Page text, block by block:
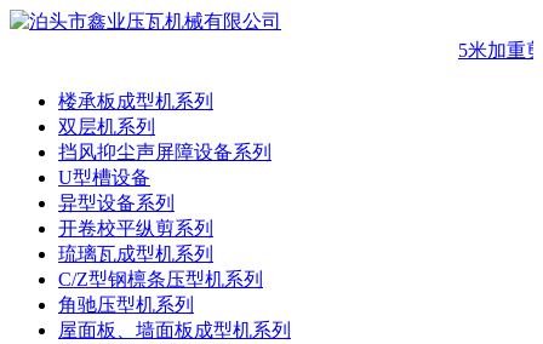
5米加重
楼承板成型机系列
双层机系列
挡风抑尘声屏障设备系列
U型槽设备
异型设备系列
开卷校平纵剪系列
琉璃瓦成型机系列
C/Z型钢檩条压型机系列
角驰压型机系列
屋面板、墙面板成型机系列